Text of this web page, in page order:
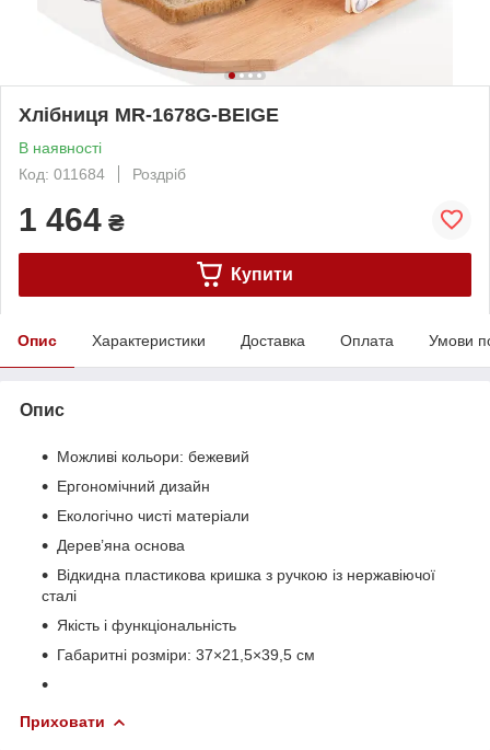
Хлібниця MR-1678G-BEIGE
В наявності
Код: 011684
Роздріб
1 464 ₴
Купити
Опис Характеристики Доставка Оплата Умови
Опис
Mожливі кольори: бежевий
Ергономічний дизайн
Екологічно чисті матеріали
Дерев’яна основа
Відкидна пластикова кришка з ручкою із нержавіючої
сталі
Якість і функціональність
Габаритні розміри: 37×21,5×39,5 см
Приховати